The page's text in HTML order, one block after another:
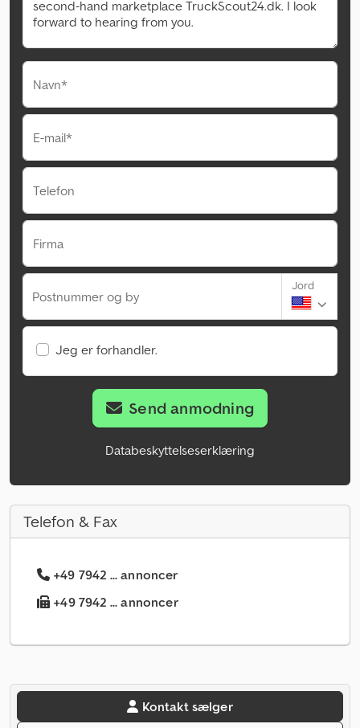
Navn*
E-mail*
Telefon
Firma
Postnummer og by
Jord
Jeg er forhandler.
Send anmodning
Databeskyttelseserklæring
Telefon & Fax
+49 7942 ... annoncer
+49 7942 ... annoncer
Kontakt sælger